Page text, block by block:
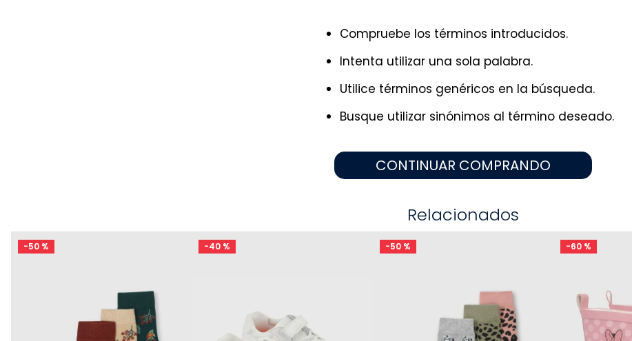
Compruebe los términos introducidos.
Intenta utilizar una sola palabra.
Utilice términos genéricos en la búsqueda.
Busque utilizar sinónimos al término deseado.
CONTINUAR COMPRANDO
Relacionados
-50 % -40 % -50 % -60 %
7.
disney
8 .
zapatos niña
9.
pijama
10 . sandalias niño